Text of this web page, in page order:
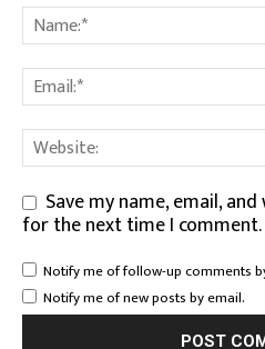
Save my name, email,
for the next time I comment.
Notify me of follow-up comments
Notify me of new posts by email.